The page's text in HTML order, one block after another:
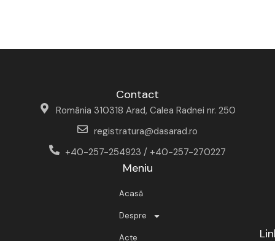
Contact
România 310318 Arad, Calea Radnei nr. 250
registratura@dasarad.ro
+40-257-254923 / +40-257-270227
Meniu
Acasă
Despre
Acte